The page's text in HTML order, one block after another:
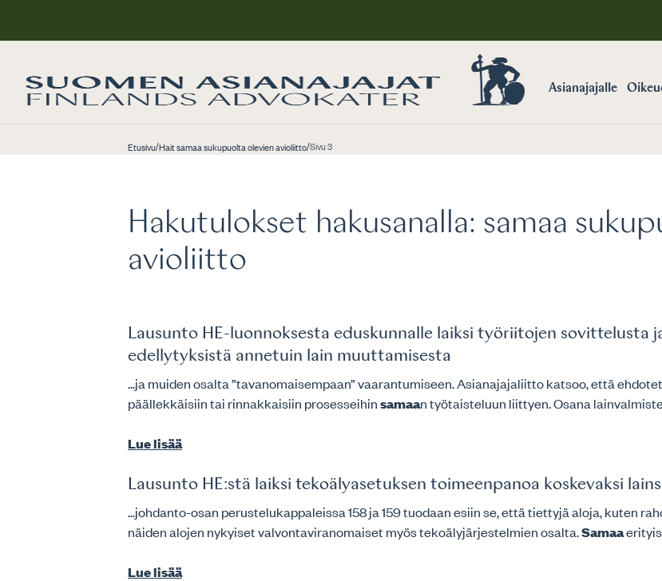
Asianajajalle
Etusivu/Hait samaa sukupuolta olevien avioliitto/Sivu 3
Hakutulokset hakusanalla: samaa
avioliitto
Lausunto HE-luonnoksesta eduskunnalle laiksi työriitojen
edellytyksistä annetuin lain muuttamisesta
...ja muiden osalta ”tavanomaisempaan” vaarantumiseen. Asianajajaliitto katsoo, että
päällekkäisiin tai rinnakkaisiin prosesseihinsamaan työtaisteluun liittyen. Osana
Lue lisää
Lausunto HE:stä laiksi tekoälyasetuksen toimeenpanoa koskevaksi
...johdanto-osan perustelukappaleissa 158 ja 159 tuodaan esiin se, että tiettyjä aloja, kuten
näiden alojen nykyiset valvontaviranomaiset myös tekoälyjärjestelmien osalta.Samaa
Lue lisää